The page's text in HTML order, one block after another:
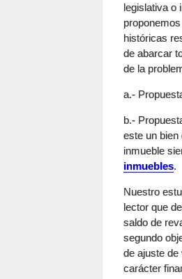
legislativa o
históricas
de abarcar
de la
a.-
b.-
este un
inmueble
inmuebles.
Nuestro
lector que
saldo de
segundo
de ajuste
carácter